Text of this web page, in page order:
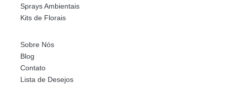
Sprays Ambientais
Kits de Florais
Sobre Nós
Blog
Contato
Lista de Desejos